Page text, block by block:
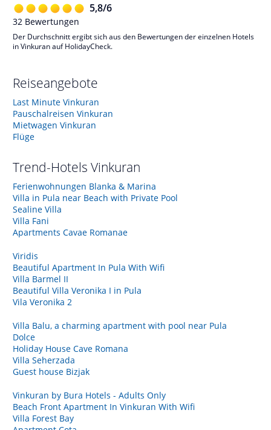
5,8/6
32 Bewertungen
Der Durchschnitt ergibt sich aus den Bewertungen der einzelnen Hotels
in Vinkuran auf HolidayCheck.
Reiseangebote
Last Minute Vinkuran
Pauschalreisen Vinkuran
Mietwagen Vinkuran
Flüge
Trend-Hotels Vinkuran
Ferienwohnungen Blanka & Marina
Villa in Pula near Beach with Private Pool
Sealine Villa
Villa Fani
Apartments Cavae Romanae
Viridis
Beautiful Apartment In Pula With Wifi
Villa Barmel II
Beautiful Villa Veronika I in Pula
Vila Veronika 2
Villa Balu, a charming apartment with pool near Pula
Dolce
Holiday House Cave Romana
Villa Seherzada
Guest house Bizjak
Vinkuran by Bura Hotels - Adults Only
Beach Front Apartment In Vinkuran With Wifi
Villa Forest Bay